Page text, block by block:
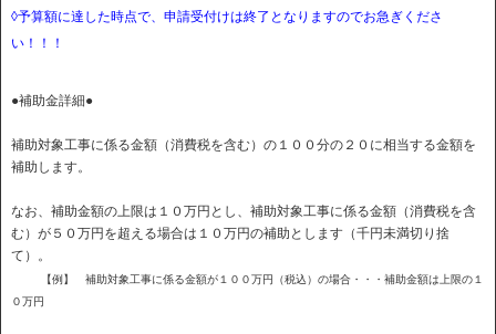
◊予算額に達した時点で、申請受付けは終了となりますのでお急ぎくださ
い！！！
●補助金詳細●
補助対象工事に係る金額（消費税を含む）の１００分の２０に相当する金額を
補助します。
なお、補助金額の上限は１０万円とし、補助対象工事に係る金額（消費税を含
む）が５０万円を超える場合は１０万円の補助とします（千円未満切り捨
て）。
【例】 補助対象工事に係る金額が１００万円（税込）の場合・・・補助金額は上限の１
０万円